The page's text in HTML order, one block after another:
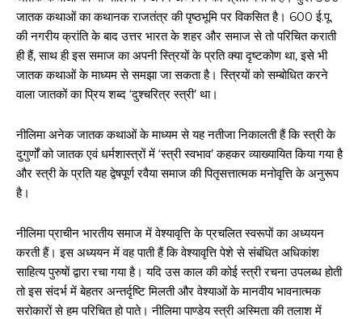
जातक कथाओं का कथानक राजतंत्र की पृष्ठभूमि पर विकसित है। 600 ई.पू.
की नगरीय क्रांति के बाद उत्तर भारत के शहर और समाज से तो परिचित कराती
ही हैं, साथ ही इस समाज का अपनी स्त्रियों के प्रति क्या दृष्टकोण था, इसे भी
जातक कथाओं के माध्यम से समझा जा सकता है। स्त्रियों को सम्बोधित करने
वाला जातकों का प्रिय शब्द ‘दुश्चरित्र स्त्री’ था।
नीलिमा अनेक जातक कथाओं के माध्यम से यह नतीजा निकालती हैं कि स्त्री के
दुगुर्णों को जातक एवं धर्मशास्त्रों में ‘स्त्री स्वभाव’ कहकर व्याख्यायित किया गया है
और स्त्री के प्रति यह द्वेषपूर्ण रवैया समाज की पितृसत्तात्मक मनोवृत्ति के अनुरूप
है।
नीलिमा प्राचीन भारतीय समाज में वेश्यावृत्ति के प्रचलित स्वरूपों का अध्ययन
करती हैं। इस अध्ययन में वह पाती हैं कि वेश्यावृत्ति पेशे से संबंधित अधिकांश
साहित्य पुरुषों द्वारा रचा गया है। यदि उस काल की कोई स्त्री रचना उपलब्ध होती
तो इस संदर्भ में बेहतर अन्तर्दृष्टि मिलती और वेश्याओं के मानवीय भावनात्मक
सरोकारों से हम परिचित हो पाते। नीलिमा पाण्डेय स्त्री अस्मिता की तलाश में